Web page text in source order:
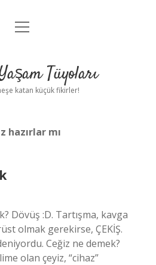
Anasayfa
Uyarı
menüyü
Tüyoları
katan küçük fikirler!
hazırlar mı
Dövüş :D. Tartışma, kavga
olmak gerekirse, ÇEKİŞ.
Ceğiz ne demek?
olan çeyiz, “cihaz”